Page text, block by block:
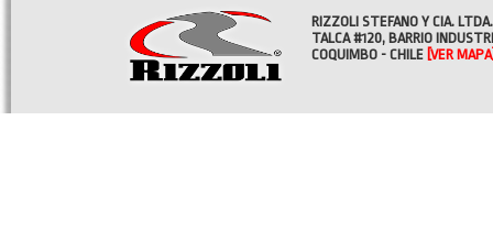
RIZZOLI STEFANO Y CIA. LTDA.
TALCA #120, BARRIO
COQUIMBO - CHILE [VER